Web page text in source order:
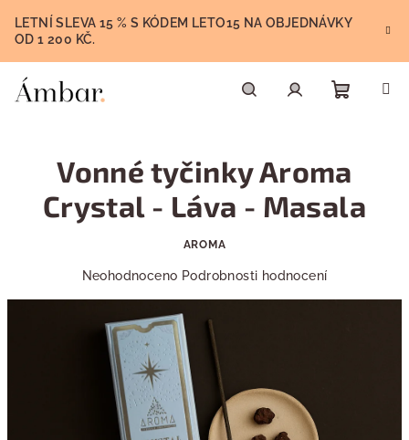
obsah
LETNÍ SLEVA 15 % S KÓDEM LETO15 NA OBJEDNÁVKY
OD 1 200 KČ.
košík
Vonné tyčinky Aroma
Crystal - Láva - Masala
AROMA
Průměrné
hvězdiček.
Neohodnoceno Podrobnosti hodnocení